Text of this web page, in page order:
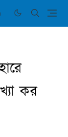
কর